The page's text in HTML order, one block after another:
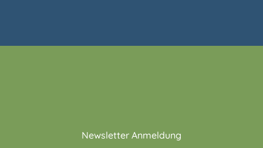
Newsletter Anmeldung